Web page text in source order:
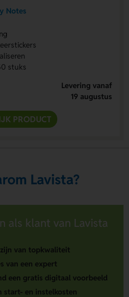
Notes
stuks
Levering vanaf
19 augustus
PRODUCT
Lavista?
als klant van Lavista
van topkwaliteit
van een expert
een gratis digitaal voorbeeld
start- en instelkosten